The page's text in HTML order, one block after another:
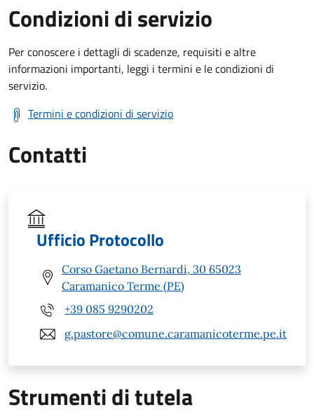
Condizioni di servizio
Per conoscere i dettagli di scadenze, requisiti e altre
informazioni importanti, leggi i termini e le condizioni di
servizio.
Termini e condizioni di servizio
Contatti
Ufficio Protocollo
Corso Gaetano Bernardi, 30 65023
Caramanico Terme (PE)
+39 085 9290202
g.pastore@comune.caramanicoterme.pe.it
Strumenti di tutela